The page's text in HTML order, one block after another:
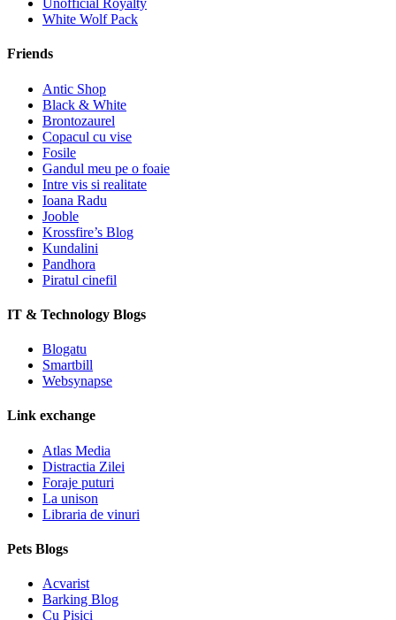
Unofficial Royalty
White Wolf Pack
Friends
Antic Shop
Black & White
Brontozaurel
Copacul cu vise
Fosile
Gandul meu pe o foaie
Intre vis si realitate
Ioana Radu
Jooble
Krossfire’s Blog
Kundalini
Pandhora
Piratul cinefil
IT & Technology Blogs
Blogatu
Smartbill
Websynapse
Link exchange
Atlas Media
Distractia Zilei
Foraje puturi
La unison
Libraria de vinuri
Pets Blogs
Acvarist
Barking Blog
Cu Pisici